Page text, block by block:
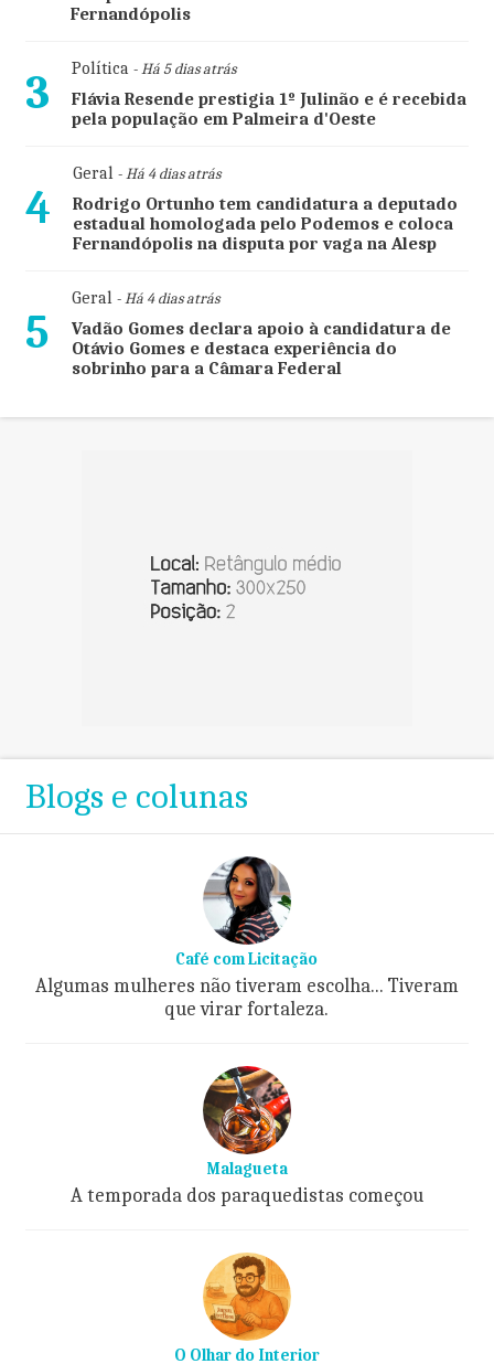
Fernandópolis
3 Política- Há 5 dias atrás
Flávia Resende prestigia 1º Julinão e é recebida
pela população em Palmeira d'Oeste
4
Geral- Há 4 dias atrás
Rodrigo Ortunho tem candidatura a deputado
estadual homologada pelo Podemos e coloca
Fernandópolis na disputa por vaga na Alesp
5
Geral- Há 4 dias atrás
Vadão Gomes declara apoio à candidatura de
Otávio Gomes e destaca experiência do
sobrinho para a Câmara Federal
Blogs e colunas
Café com Licitação
Algumas mulheres não tiveram escolha... Tiveram
que virar fortaleza.
Malagueta
A temporada dos paraquedistas começou
O Olhar do Interior